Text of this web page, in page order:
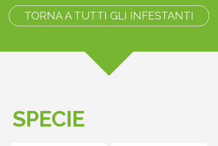
TORNA A TUTTI GLI INFESTANTI
SPECIE